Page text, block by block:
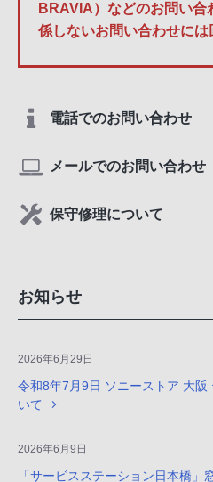
BRAVIA）などのお問い合
係しないお問い合わせには
電話でのお問い合わせ
メールでのお問い合わせ
保守修理について
お知らせ
2026年6月29日
令和8年7月9日 ソニーストア 大阪
いて
2026年6月9日
「サービスステーション日本橋」